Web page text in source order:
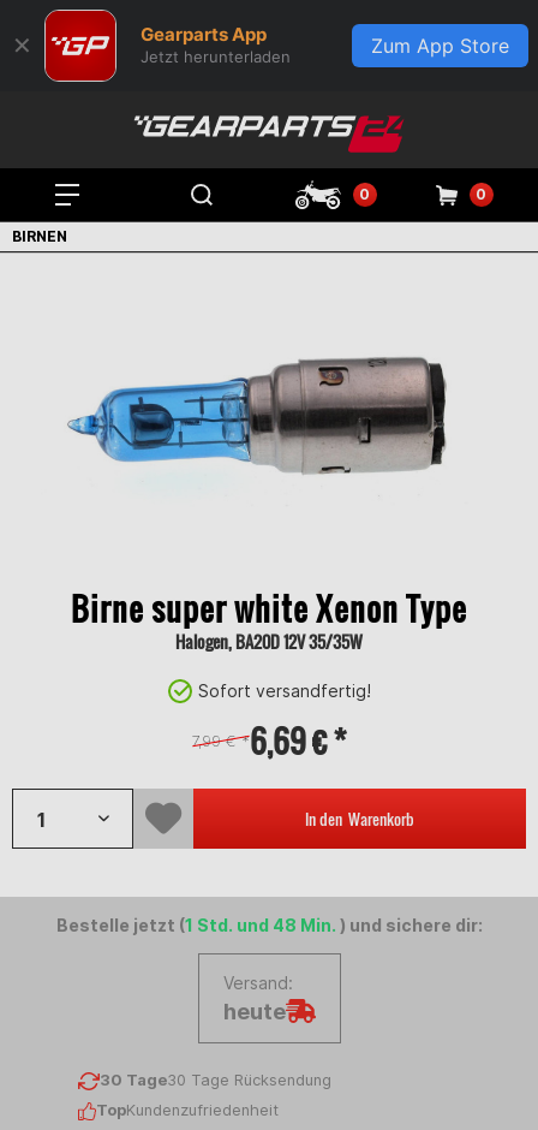
✕ Gearparts App
Jetzt herunterladen Zum App Store
0 0
BIRNEN
Birne super white Xenon Type
Halogen, BA20D 12V 35/35W
Sofort versandfertig!
6,69 € *
7,99 € *
In den Warenkorb
Bestelle jetzt (1 Std. und 48 Min. ) und sichere dir:
Versand:
heute
30 Tage30 Tage Rücksendung
TopKundenzufriedenheit